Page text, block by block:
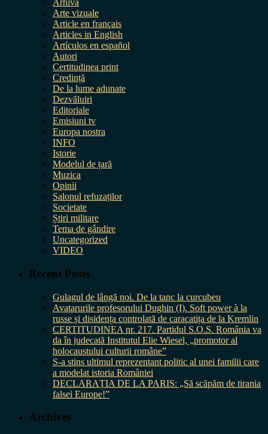
Arhiva
Arte vizuale
Article en français
Articles in English
Artículos en español
Autori
Certitudinea print
Credință
De la lume adunate
Dezvăluiri
Editoriale
Emisiuni tv
Europa nostra
INFO
Istorie
Modelul de țară
Muzica
Opinii
Salonul refuzaților
Societate
Știri militare
Tema de gândire
Uncategorized
VIDEO
Recent Posts
Gulagul de lângă noi. De la tanc la curcubeu
Avatarurile profesorului Dughin (I). Soft power à la
russe și disidența controlată de caracatița de la Kremlin
CERTITUDINEA nr. 217. Partidul S.O.S. România va
da în judecată Institutul Elie Wiesel, „promotor al
holocaustului culturii române”
S-a stins ultimul reprezentant politic al unei familii care
a modelat istoria României
DECLARAȚIA DE LA PARIS: „Să scăpăm de tirania
falsei Europe!”
Archives